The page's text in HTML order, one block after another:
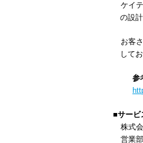
ケイテ
の設計
お客さ
してお
参
■サービ
株式会
営業部